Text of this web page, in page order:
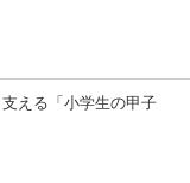
える「小学生の甲子